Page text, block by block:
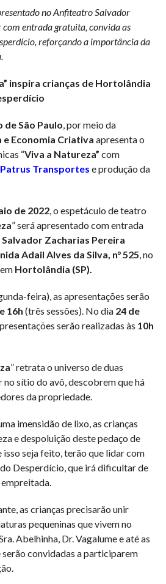
no Anfiteatro Salvador
entrada gratuita, convida as
reforçando a importância da
inspira crianças de Hortolândia
São Paulo, por meio da
Economia Criativa apresenta o
“Viva a Natureza” com
Patrus Transportes e produção da
de 2022, o espetáculo de teatro
” será apresentado com entrada
Zacharias Pereira
Adail Alves da Silva, n° 525, no
Hortolândia (SP).
feira), as apresentações serão
16h (três sessões). No dia24 de
serão realizadas às 10h
” retrata o universo de duas
no sítio do avô, descobrem que há
da propriedade.
imensidão de lixo, as crianças
e despoluição deste pedaço de
isso seja feito, terão que lidar com
Desperdício, que irá dificultar de
empreitada.
as crianças precisarão unir
pequeninas que vivem no
Abelhinha, Dr. Vagalume e até as
serão convidadas a participarem